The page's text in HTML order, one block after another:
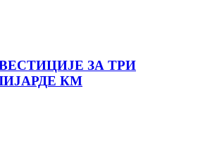
ЗА ТРИ
КМ